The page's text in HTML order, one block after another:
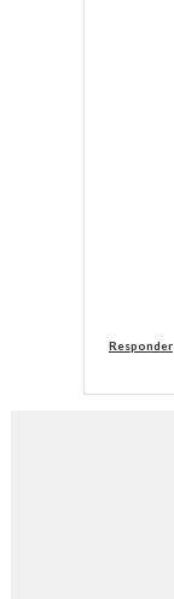
Responder